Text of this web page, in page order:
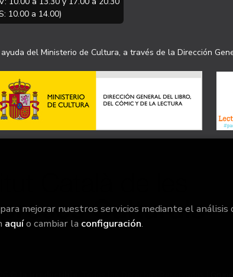
10.00 a 14.00)
del Ministerio de Cultura, a través de la Dirección
mejorar nuestros servicios mediante el análisis
aquío cambiar la configuración.